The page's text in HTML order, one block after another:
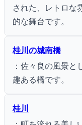
された、レトロな
的な舞台です。
桂川の城南橋
：佐々良の風景と
趣ある橋です。
桂川